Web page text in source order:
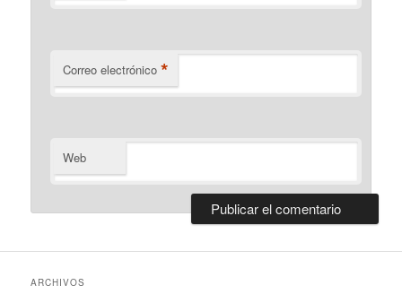
Correo electrónico *
Web
ARCHIVOS